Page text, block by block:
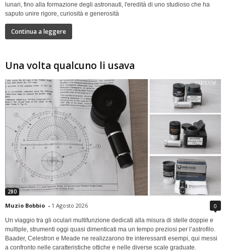
lunari, fino alla formazione degli astronauti, l'eredità di uno studioso che ha
saputo unire rigore, curiosità e generosità
Continua a leggere
Una volta qualcuno li usava
280
Muzio Bobbio - 1 Agosto 2026 0
Un viaggio tra gli oculari multifunzione dedicati alla misura di stelle doppie e
multiple, strumenti oggi quasi dimenticati ma un tempo preziosi per l’astrofilo.
Baader, Celestron e Meade ne realizzarono tre interessanti esempi, qui messi
a confronto nelle caratteristiche ottiche e nelle diverse scale graduate.